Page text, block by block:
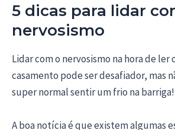
5 dicas para lidar
nervosismo
Lidar com o nervosismo na hora de ler
casamento pode ser desafiador, mas
super normal sentir um frio na barriga!
A boa notícia é que existem algumas